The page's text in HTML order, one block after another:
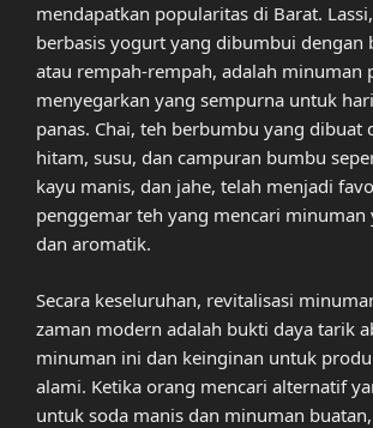
mendapatkan popularitas di Barat.
berbasis yogurt yang dibumbui dengan
atau rempah-rempah, adalah minuman
menyegarkan yang sempurna untuk
panas. Chai, teh berbumbu yang dibuat
hitam, susu, dan campuran bumbu
kayu manis, dan jahe, telah menjadi
penggemar teh yang mencari minuman
dan aromatik.
Secara keseluruhan, revitalisasi
zaman modern adalah bukti daya tarik
minuman ini dan keinginan untuk
alami. Ketika orang mencari alternatif
untuk soda manis dan minuman